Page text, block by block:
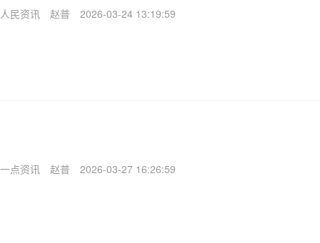
人民资讯 赵普 2026-03-24 13:19:59
一点资讯 赵普 2026-03-27 16:26:59